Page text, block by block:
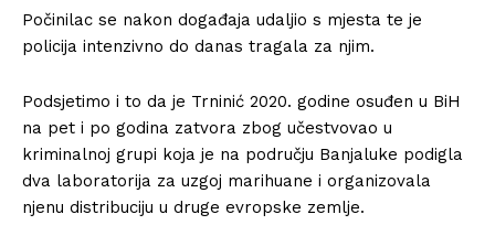
Počinilac se nakon događaja udaljio s mjesta te je
policija intenzivno do danas tragala za njim.
Podsjetimo i to da je Trninić 2020. godine osuđen u BiH
na pet i po godina zatvora zbog učestvovao u
kriminalnoj grupi koja je na području Banjaluke podigla
dva laboratorija za uzgoj marihuane i organizovala
njenu distribuciju u druge evropske zemlje.